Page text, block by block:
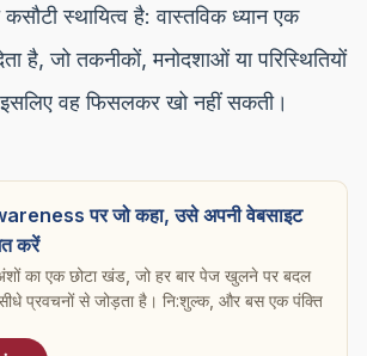
स्थायित्व है: वास्तविक ध्यान एक
है, जो तकनीकों, मनोदशाओं या परिस्थितियों
इसलिए वह फिसलकर खो नहीं सकती।
पर जो कहा, उसे अपनी वेबसाइट
करें
का एक छोटा खंड, जो हर बार पेज खुलने पर बदल
प्रवचनों से जोड़ता है। नि:शुल्क, और बस एक पंक्ति